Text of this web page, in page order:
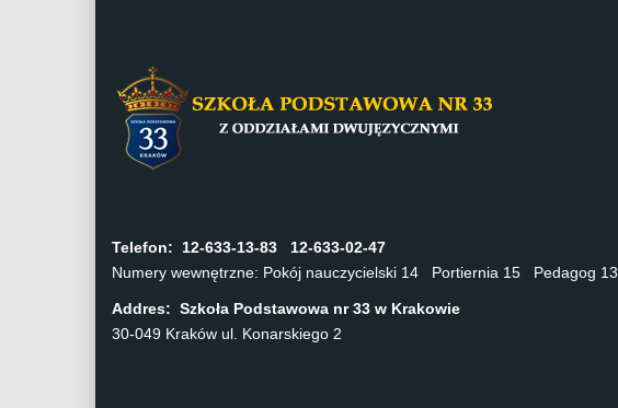
Telefon:
12-633-13-83 12-633-02-47
Numery wewnętrzne: Pokój nauczycielski 14 Portiernia 15 Pedagog 13
Addres: Szkoła Podstawowa nr 33 w Krakowie
30-049 Kraków ul. Konarskiego 2